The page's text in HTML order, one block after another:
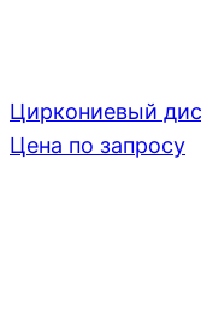
Циркониевый
Цена по запросу